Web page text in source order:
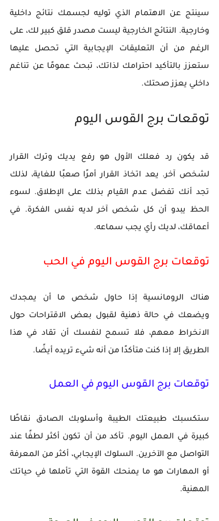
سينتج عن الاهتمام الذي توليه لجسمك نتائج داخلية
وخارجية. النتائج الخارجية ليست مصدر قلق كبير لك، على
الرغم من أن التعليقات الإيجابية التي تحصل عليها
ستعزز بالتأكيد احترامك لذاتك، تبحث عمومًا عن تناغم
داخلي يعزز صحتك.
توقعات برج القوس اليوم
قد يكون رد فعلك الأول هو رفع يديك وترك القرار
لشخص آخر. يعد اتخاذ القرار أمرًا صعبًا للغاية، لذلك
تجد أنك تفضل عدم القيام بذلك على الإطلاق. لسوء
الحظ يبدو أن كل شخص آخر لديه نفس الفكرة. في
أعماقك، لديك رأي يجب سماعه.
توقعات برج القوس اليوم في الحب
هناك الرومانسية إذا حاول شخص ما أن يمجدك
ويضعك في حالة ذهنية لقبول بعض الاقتراحات حول
الانخراط معهم، فلا تسمح لنفسك أن تقاد في هذا
الطريق إلا إذا كنت متأكدًا من أنه شيء تريده أيضًا.
توقعات برج القوس اليوم في العمل
ستكسبك طبيعتك الطيبة وأسلوبك الصادق نقاطًا
كبيرة في العمل اليوم. تأكد من أن تكون أكثر لطفًا عند
التواصل مع الآخرين. السلوك الإيجابي، أكثر من المعرفة
أو المهارات هو ما يمنحك القوة التي تأملها في حياتك
المهنية.